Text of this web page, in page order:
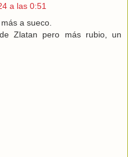
a las 0:51
a sueco.
Zlatan pero más rubio, un